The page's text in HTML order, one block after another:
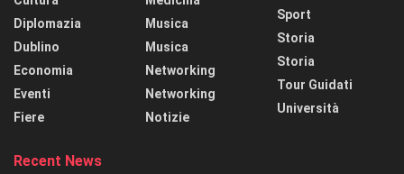
Diplomazia
Dublino
Economia
Eventi
Fiere
Musica
Musica
Networking
Networking
Notizie
Sport
Storia
Storia
Tour Guidati
Università
Recent News